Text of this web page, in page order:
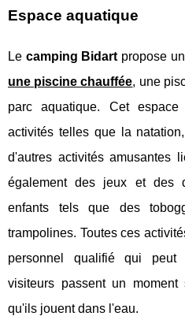
Espace aquatique
Le camping Bidart propose
une piscine chauffée, une
parc aquatique. Cet
activités telles que la
d'autres activités amusantes
également des jeux et des
enfants tels que des
trampolines. Toutes ces
personnel qualifié qui
visiteurs passent un
qu'ils jouent dans l'eau.